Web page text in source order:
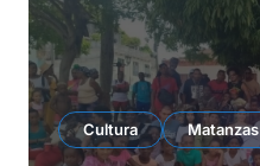
Cultura Matanzas